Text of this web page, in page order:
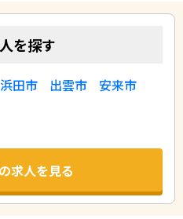
を探す
浜田市 出雲市
安来市
求人を見る